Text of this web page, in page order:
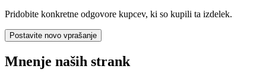
Pridobite konkretne odgovore kupcev, ki so kupili ta izdelek.
Postavite novo vprašanje
Mnenje naših strank